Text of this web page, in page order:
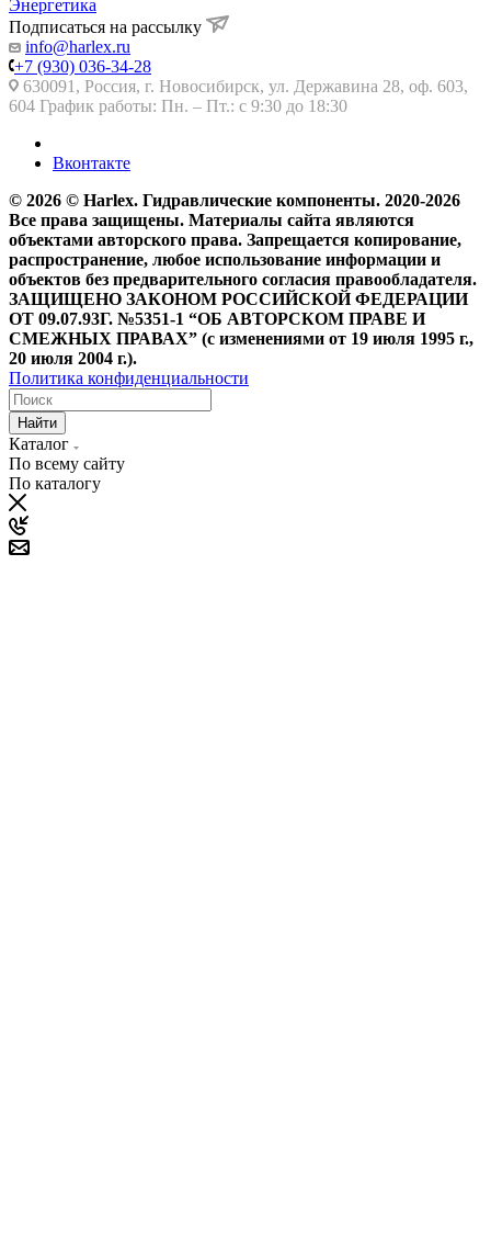
Энергетика
Подписаться на рассылку
info@harlex.ru
+7 (930) 036-34-28
630091, Россия, г. Новосибирск, ул. Державина 28, оф. 603,
604 График работы: Пн. – Пт.: с 9:30 до 18:30
Вконтакте
© 2026 © Harlex. Гидравлические компоненты. 2020-2026
Все права защищены. Материалы сайта являются
объектами авторского права. Запрещается копирование,
распространение, любое использование информации и
объектов без предварительного согласия правообладателя.
ЗАЩИЩЕНО ЗАКОНОМ РОССИЙСКОЙ ФЕДЕРАЦИИ
ОТ 09.07.93Г. №5351-1 “ОБ АВТОРСКОМ ПРАВЕ И
СМЕЖНЫХ ПРАВАХ” (с изменениями от 19 июля 1995 г.,
20 июля 2004 г.).
Политика конфиденциальности
Найти
Каталог
По всему сайту
По каталогу